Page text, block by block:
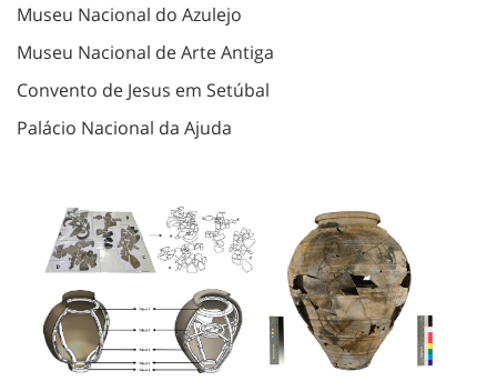
Museu Nacional do Azulejo
Museu Nacional de Arte Antiga
Convento de Jesus em Setúbal
Palácio Nacional da Ajuda